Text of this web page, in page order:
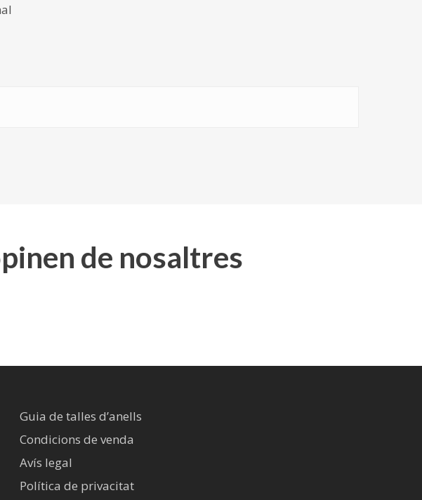
de nosaltres
Guia de talles d’anells
Condicions de venda
Avís legal​
Política de privacitat